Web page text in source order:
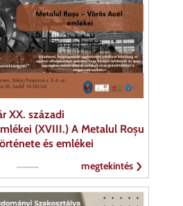
XX. századi
(XVIII.) A Metalul Roșu
és emlékei
megtekintés